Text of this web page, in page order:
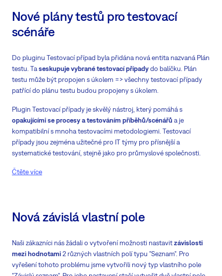
Nové plány testů pro testovací
scénáře
Do pluginu Testovací případ byla přidána nová entita nazvaná Plán
testu. Taseskupuje vybrané testovací případydo balíčku. Plán
testu může být propojen s úkolem => všechny testovací případy
patřící do plánu testu budou propojeny s úkolem.
Plugin Testovací případy je skvělý nástroj, který pomáhá s
opakujícími se procesy a testováním příběhů/scénářů a je
kompatibilní s mnoha testovacími metodologiemi. Testovací
případy jsou zejména užitečné pro IT týmy pro přísnější a
systematické testování, stejně jako pro průmyslové společnosti.
Čtěte více
Nová závislá vlastní pole
Naši zákazníci nás žádali o vytvoření možnosti nastavitzávislosti
mezi hodnotami2 různých vlastních polí typu "Seznam". Pro
vyřešení tohoto problému jsme vytvořili nový typ vlastního pole